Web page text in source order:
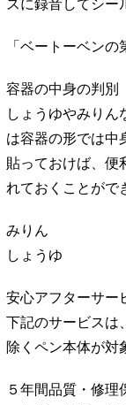
スに録音してシー
「ベートーベンの
容器の中身の判別
しょうゆやみりん
は容器の形では中
貼っておけば、便
れておくことがで
みりん
しょうゆ
安心アフターサー
下記のサービスは
除くペン本体が対
５年間品質・修理